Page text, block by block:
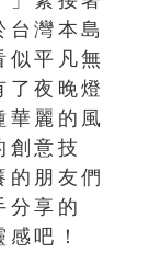
台灣本島
似平凡無
了夜晚燈
華麗的風
創意技
的朋友們
分享的
吧！